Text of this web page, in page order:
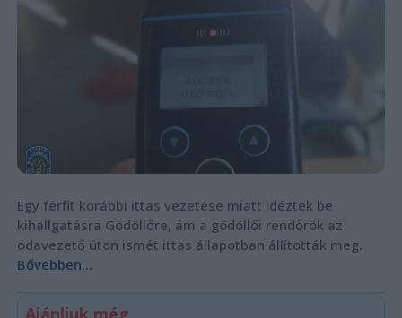
Egy férfit korábbi ittas vezetése miatt idéztek be
kihallgatásra Gödöllőre, ám a gödöllői rendőrök az
odavezető úton ismét ittas állapotban állították meg.
Bővebben...
Ajánljuk még